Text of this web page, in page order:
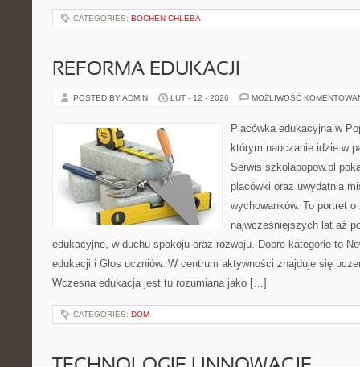
CATEGORIES: BOCHEN-CHLEBA
REFORMA EDUKACJI
POSTED BY ADMIN LUT - 12 - 2026 MOŻLIWOŚĆ
Placówka edukacyjna w
którym nauczanie idzie w
Serwis szkolapopow.pl
placówki oraz uwydatnia
wychowanków. To portret
najwcześniejszych lat aż
edukacyjne, w duchu spokoju oraz rozwoju. Dobre kategorie to
edukacji i Głos uczniów. W centrum aktywności znajduje się
Wczesna edukacja jest tu rozumiana jako […]
CATEGORIES: DOM